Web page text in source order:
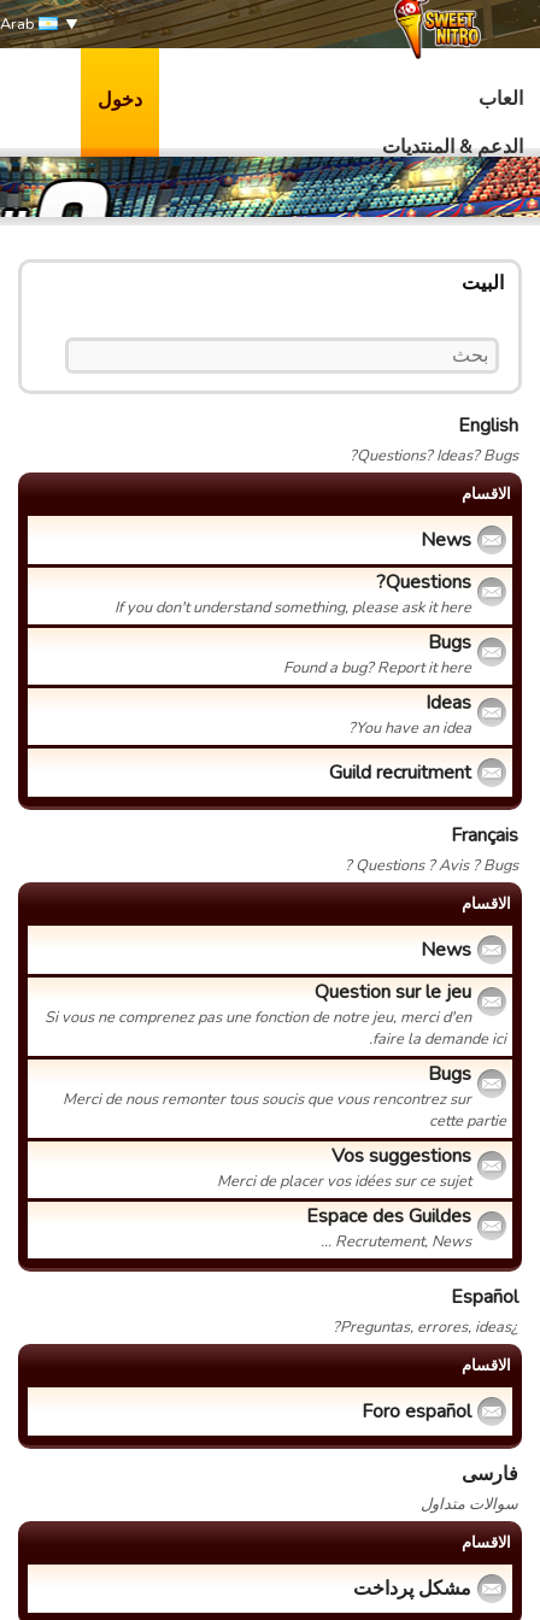
Arab
العاب
الدعم & المنتديات
دخول
البيت
English
Questions? Ideas? Bugs?
الاقسام
News
Questions?
If you don't understand something, please ask it here
Bugs
Found a bug? Report it here
Ideas
You have an idea?
Guild recruitment
Français
Questions ? Avis ? Bugs ?
الاقسام
News
Question sur le jeu
Si vous ne comprenez pas une fonction de notre jeu, merci d'en
faire la demande ici.
Bugs
Merci de nous remonter tous soucis que vous rencontrez sur
cette partie
Vos suggestions
Merci de placer vos idées sur ce sujet
Espace des Guildes
Recrutement, News ...
Español
¿Preguntas, errores, ideas?
الاقسام
Foro español
فارسی
سوالات متداول
الاقسام
مشکل پرداخت